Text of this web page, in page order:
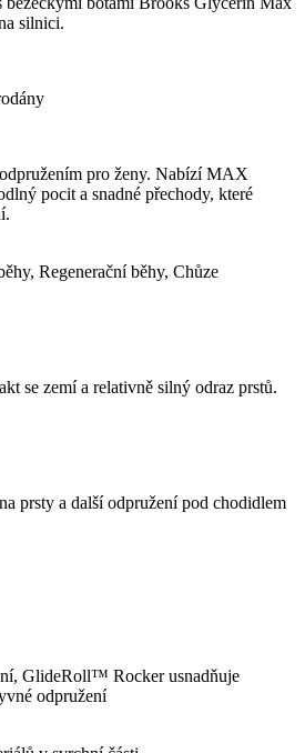
silnici.
pro ženy. Nabízí MAX
pocit a snadné přechody, které
Regenerační běhy, Chůze
se zemí a relativně silný odraz prstů.
prsty a další odpružení pod chodidlem
GlideRoll™ Rocker usnadňuje
odpružení